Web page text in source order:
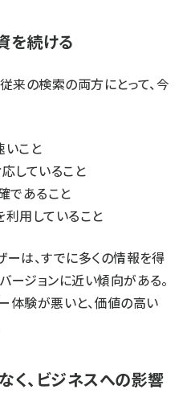
を続ける
来の検索の両方にとって、今
こと
していること
であること
用していること
は、すでに多くの情報を得
ージョンに近い傾向がある。
体験が悪いと、価値の高い
く、ビジネスへの影響